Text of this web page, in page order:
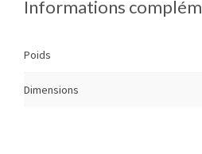
Informations
Poids
Dimensions